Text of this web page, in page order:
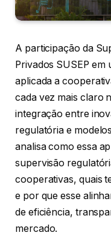
A participação da
Privados SUSEP
aplicada a
cada vez mais claro
integração entre
regulatória e
analisa como essa
supervisão
cooperativas, quais
e por que esse
de eficiência,
mercado.